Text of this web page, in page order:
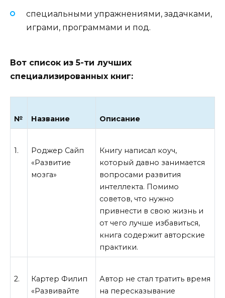
специальными упражнениями, задачками,
играми, программами и под.
Вот список из 5-ти лучших
специализированных книг:
№ Название Описание
1.
Роджер Сайп
«Развитие
мозга»
Книгу написал коуч,
который давно занимается
вопросами развития
интеллекта. Помимо
советов, что нужно
привнести в свою жизнь и
от чего лучше избавиться,
книга содержит авторские
практики.
2.
Картер Филип
«Развивайте
Автор не стал тратить время
на пересказывание